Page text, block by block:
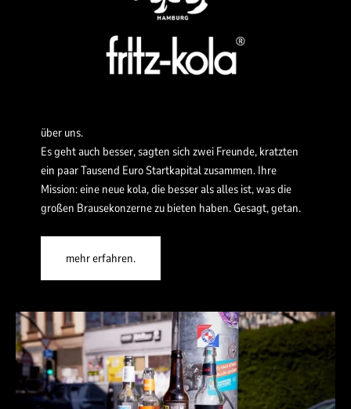
über uns.
Es geht auch besser, sagten sich zwei Freunde, kratzten
ein paar Tausend Euro Startkapital zusammen. Ihre
Mission: eine neue kola, die besser als alles ist, was die
großen Brausekonzerne zu bieten haben. Gesagt, getan.
mehr erfahren.